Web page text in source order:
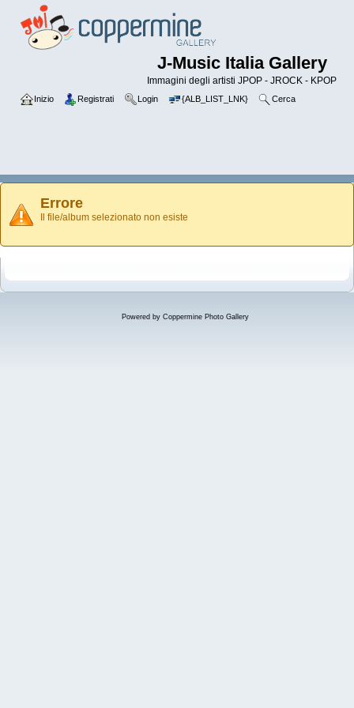
J-Music Italia Gallery
Immagini degli artisti JPOP - JROCK - KPOP
Inizio Registrati Login {ALB_LIST_LNK} Cerca
Errore
Il file/album selezionato non esiste
Powered by Coppermine Photo Gallery